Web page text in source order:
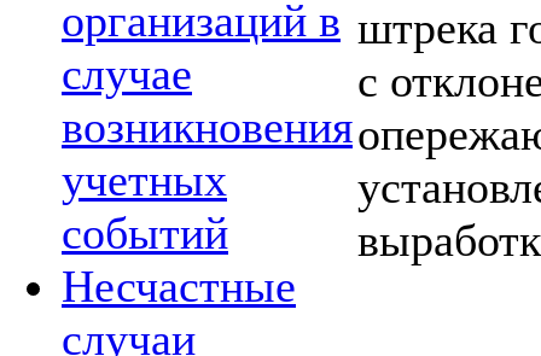
организаций в
случае
возникновения
учетных
событий
Несчастные
случаи
штрека
с